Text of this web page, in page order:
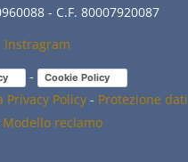
- C.F. 80007920087
Instragram
is
external)
(link is external)
- Cookie Policy
Privacy Policy - Protezione dati
Modello reclamo